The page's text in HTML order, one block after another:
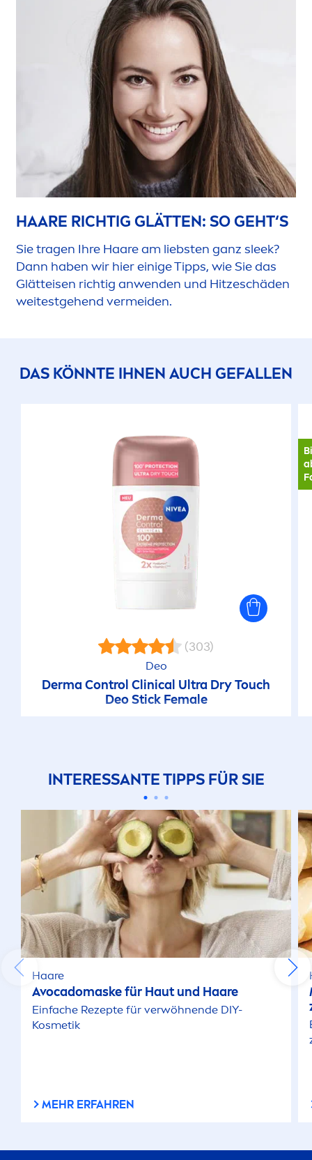
HAARE RICHTIG GLÄTTEN: SO GEHT‘S
Sie tragen Ihre Haare am liebsten ganz sleek?
Dann haben wir hier einige Tipps, wie Sie das
Glätteisen richtig anwenden und Hitzeschäden
weitestgehend vermeiden.
DAS KÖNNTE IHNEN AUCH GEFALLEN
(303)
Deo
Derma Control Clinical Ultra Dry Touch
Deo Stick Female
INTERESSANTE TIPPS FÜR SIE
Haare
Avocadomaske für Haut und Haare
Einfache Rezepte für verwöhnende DIY-
Kosmetik
MEHR ERFAHREN